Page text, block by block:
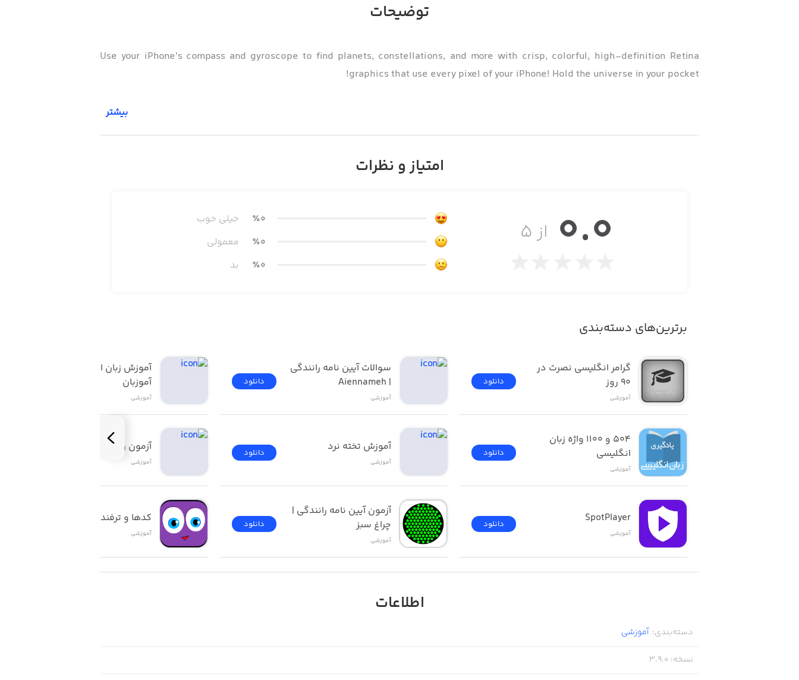
توضیحات
Use your iPhone's compass and gyroscope to find planets, constellations, and more with crisp, colorful, high-definition Retina
graphics that use every pixel of your iPhone! Hold the universe in your pocket!
compass to automatically align the map!
بیشتر
امتیاز و نظرات
از ۵ 0.0 ٪0
خیلی خوب
٪0
معمولی
٪0 بد
برترین‌های دسته‌بندی
٩٠ روز
آموزشی
دانلود
انگلیسی
آموزشی
دانلود
SpotPlayer
آموزشی
دانلود
| Aiennameh
آموزشی
دانلود
آموزش تخته نرد
آموزشی
دانلود
چراغ سبز
آموزشی
دانلود
آموزبان
آموزشی
آزمون راهنمایی و رانندگی
آموزشی
کدها و ترفندهای ios
آموزشی
اطلاعات
دسته‌بندی: آموزشی
نسخه:
3.9.0